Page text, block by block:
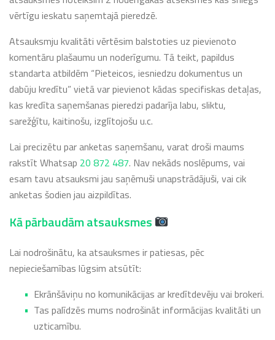
vērtīgu ieskatu saņemtajā pieredzē.
Atsauksmju kvalitāti vērtēsim balstoties uz pievienoto
komentāru plašaumu un noderīgumu. Tā teikt, papildus
standarta atbildēm “Pieteicos, iesniedzu dokumentus un
dabūju kredītu” vietā var pievienot kādas specifiskas detaļas,
kas kredīta saņemšanas pieredzi padarīja labu, sliktu,
sarežģītu, kaitinošu, izglītojošu u.c.
Lai precizētu par anketas saņemšanu, varat droši maums
rakstīt Whatsap 20 872 487. Nav nekāds noslēpums, vai
esam tavu atsauksmi jau saņēmuši unapstrādājuši, vai cik
anketas šodien jau aizpildītas.
Kā pārbaudām atsauksmes
Lai nodrošinātu, ka atsauksmes ir patiesas, pēc
nepieciešamības lūgsim atsūtīt:
Ekrānšāviņu no komunikācijas ar kredītdevēju vai brokeri.
Tas palīdzēs mums nodrošināt informācijas kvalitāti un
uzticamību.